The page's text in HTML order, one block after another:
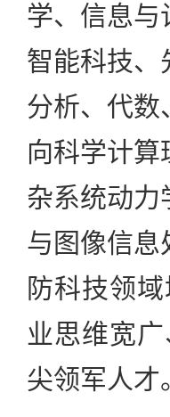
学、信息与
智能科技、
分析、代数
向科学计
杂系统动力
与图像信息
防科技领
业思维宽
尖领军人才